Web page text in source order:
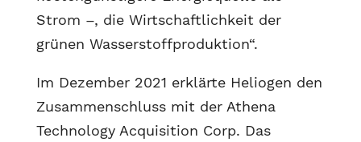
Strom –, die Wirtschaftlichkeit der
grünen Wasserstoffproduktion“.
Im Dezember 2021 erklärte Heliogen den
Zusammenschluss mit der Athena
Technology Acquisition Corp. Das